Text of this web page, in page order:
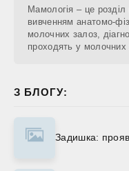
Мамологія – це
вивченням анатомо-
молочних залоз,
проходять у молочних
З БЛОГУ:
Задишка: